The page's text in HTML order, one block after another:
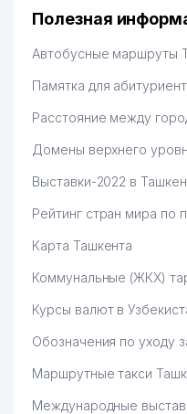
Hamida 03.08.2026
Полезная
Автобусные маршруты
Памятка для
Расстояние между
Домены верхнего
Выставки-2022 в
Рейтинг стран мира по
Карта Ташкента
Коммунальные (ЖКХ)
Курсы валют в
Обозначения по уходу
Маршрутные такси
Международные